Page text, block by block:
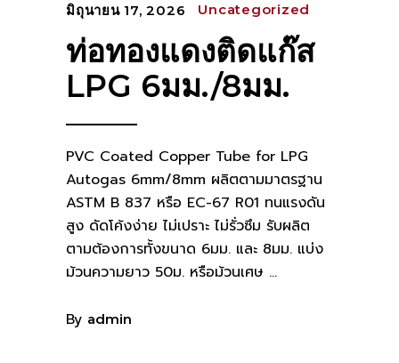
มิถุนายน 17, 2026 Uncategorized
ท่อทองแดงติดแก๊ส
LPG 6มม./8มม.
PVC Coated Copper Tube for LPG
Autogas 6mm/8mm ผลิตตามมาตรฐาน
ASTM B 837 หรือ EC-67 R01 ทนแรงดัน
สูง ดัดโค้งง่าย ไม่เปราะ ไม่รั่วซึม รับผลิต
ตามต้องการทั้งขนาด 6มม. และ 8มม. แบ่ง
ม้วนความยาว 50ม. หรือม้วนเศษ
By admin